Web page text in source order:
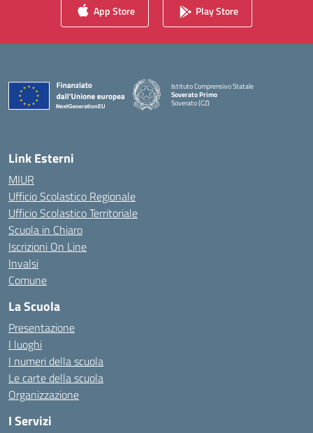
App Store Play Store
Istituto Comprensivo Statale
Soverato Primo
Soverato (CZ)
Link Esterni
MIUR
Ufficio Scolastico Regionale
Ufficio Scolastico Territoriale
Scuola in Chiaro
Iscrizioni On Line
Invalsi
Comune
La Scuola
Presentazione
I luoghi
I numeri della scuola
Le carte della scuola
Organizzazione
I Servizi